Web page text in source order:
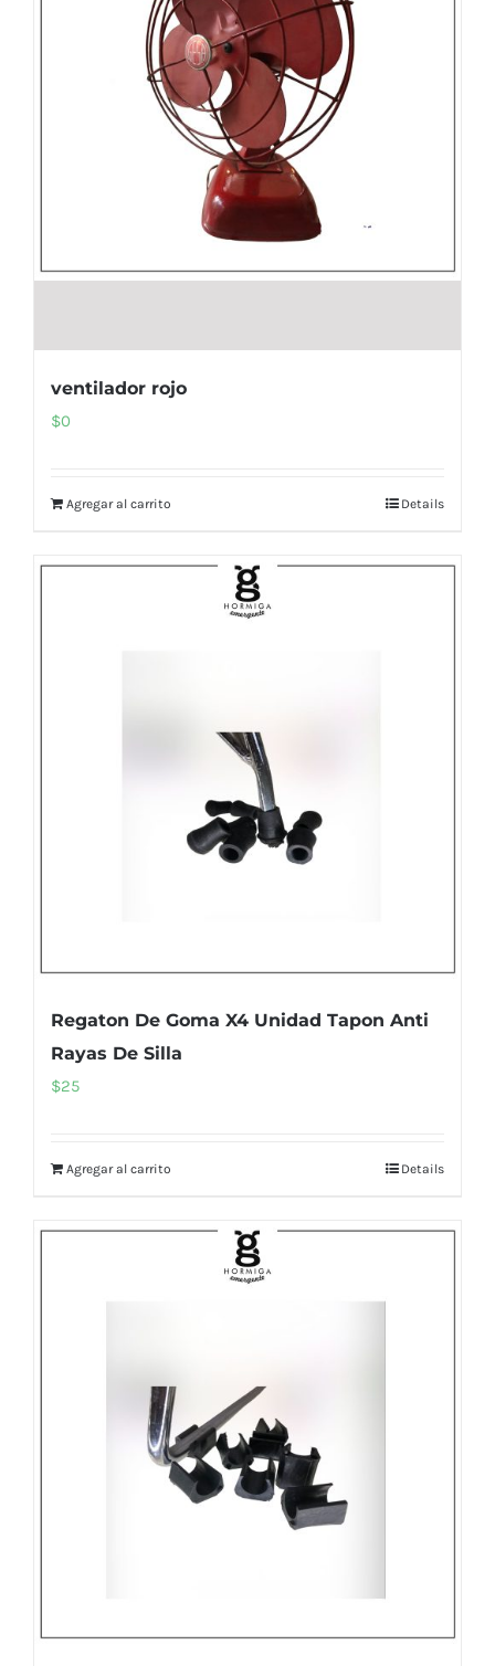
ventilador rojo
$0
Agregar al carrito Details
Regaton De Goma X4 Unidad Tapon Anti
Rayas De Silla
$25
Agregar al carrito Details